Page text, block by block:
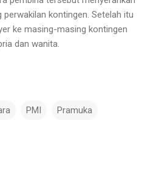
kontingen. Setelah itu
ke masing-masing kontingen
dan wanita.
PMI Pramuka